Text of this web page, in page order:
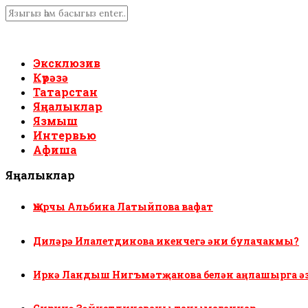
Эксклюзив
Күрәзә
Татарстан
Яңалыклар
Язмыш
Интервью
Афиша
Яңалыклар
Җырчы Альбина Латыйпова вафат
Диләрә Илалетдинова икенчегә әни булачакмы?
Иркә Ландыш Нигъмәтҗанова белән аңлашырга